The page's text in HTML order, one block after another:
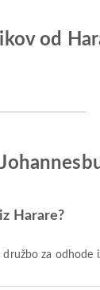
od
Harare?
za odhode